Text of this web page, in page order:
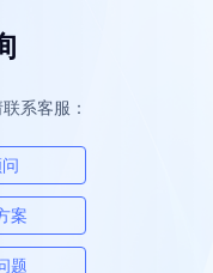
系客服：
案
题